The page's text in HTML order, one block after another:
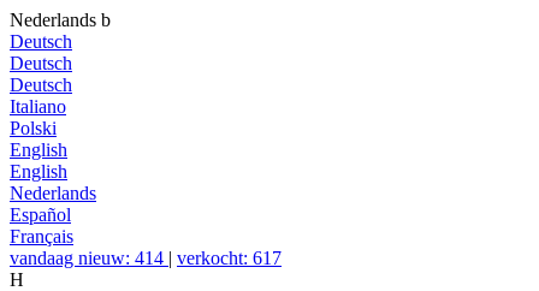
Nederlands b
Deutsch
Deutsch
Deutsch
Italiano
Polski
English
English
Nederlands
Español
Français
vandaag nieuw: 414 | verkocht: 617
H